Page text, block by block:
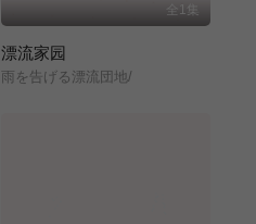
全1集
漂流家园
雨を告げる漂流団地/